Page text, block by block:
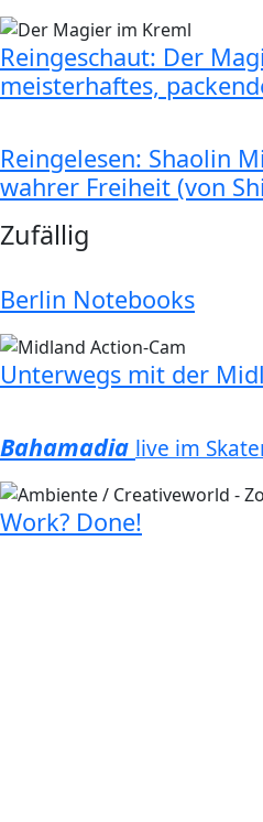
Reingeschaut: Der
meisterhaftes,
Reingelesen: Shaolin
wahrer Freiheit (von
Zufällig
Berlin Notebooks
Unterwegs mit der
Bahamadia live im
Work? Done!